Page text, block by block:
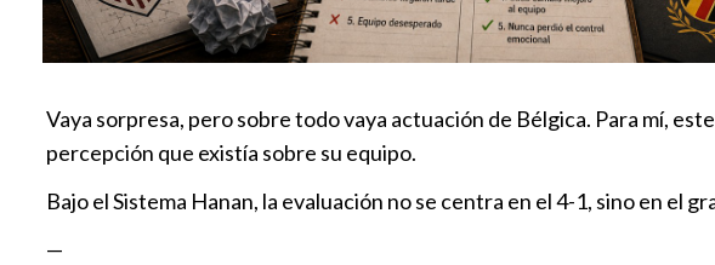
Vaya sorpresa, pero sobre todo vaya actuación de Bélgica. Para mí,
percepción que existía sobre su equipo.
Bajo el Sistema Hanan, la evaluación no se centra en el 4-1, sino en el
—